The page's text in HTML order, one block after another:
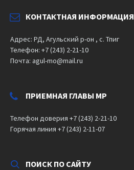
КОНТАКТНАЯ ИНФОРМАЦИЯ
Адрес: РД, Агульский р-он , с. Тпиг
Телефон: +7 (243) 2-21-10
Почта: agul-mo@mail.ru
ПРИЕМНАЯ ГЛАВЫ МР
Телефон доверия +7 (243) 2-21-10
Горячая линия +7 (243) 2-11-07
ПОИСК ПО САЙТУ